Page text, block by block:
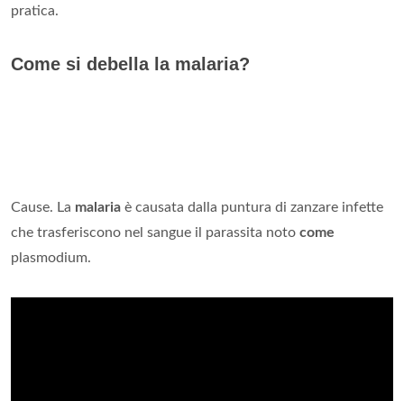
pratica.
Come si debella la malaria?
Cause. La malaria è causata dalla puntura di zanzare infette
che trasferiscono nel sangue il parassita noto come
plasmodium.